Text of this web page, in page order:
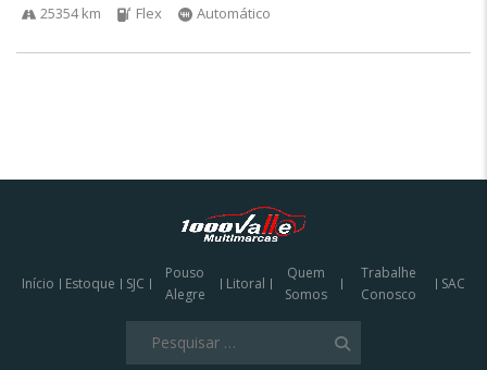
25354 km Flex Automático
Início Estoque SJC
Pouso
Alegre
Litoral
Quem
Somos
Trabalhe
Conosco
SAC